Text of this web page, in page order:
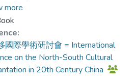
活動、經濟貿易、憲制制定、傳媒
究，深入描述外國和中國的相遇和
政府大力推動「一帶一路」及「粵
區」規劃，香港的歷史教育及研究
這些學人執教港、台等地高等院
術靈根深植香港，培育年青一代學
香港的歷史文化相融合，「北學南
一時代精神的重要特色。其中，香
研究所和新亞書院扮演舉足輕重的
僅成為當代新儒家發展基地，更影
more
國際學術研討會 = International
on the North-South Cultural
in 20th Century China